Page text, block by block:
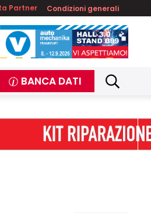
Partner Condizioni generali
BANCA DATI